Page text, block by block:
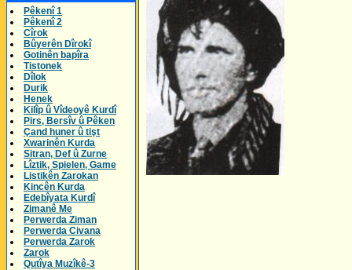
Pêkenî 1
Pêkenî 2
Cîrok
Bûyerên Dîrokî
Gotinên bapîra
Tistonek
Dîlok
Durik
Henek
Kilîp û Vîdeoyê Kurdî
Pirs, Bersîv û Pêken
Çand huner û tişt
Xwarinên Kurda
Sitran, Def û Zurne
Lîztik, Spielen, Game
Listikên Zarokan
Kincên Kurda
Edebîyata Kurdî
Zimanê Me
Perwerda Ziman
Perwerda Civana
Perwerda Zarok
Zarok
Qutîya Muzîkê-3